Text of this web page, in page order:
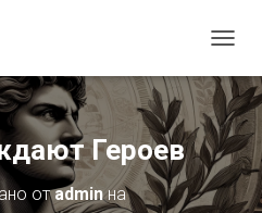
Героев
отadminна